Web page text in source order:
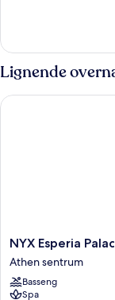
With
Lignende
NYX
Esperia
Palace
Hotel
NYX Esperia
Athen sentrum
Basseng
Spa
NYX Esperia Palace